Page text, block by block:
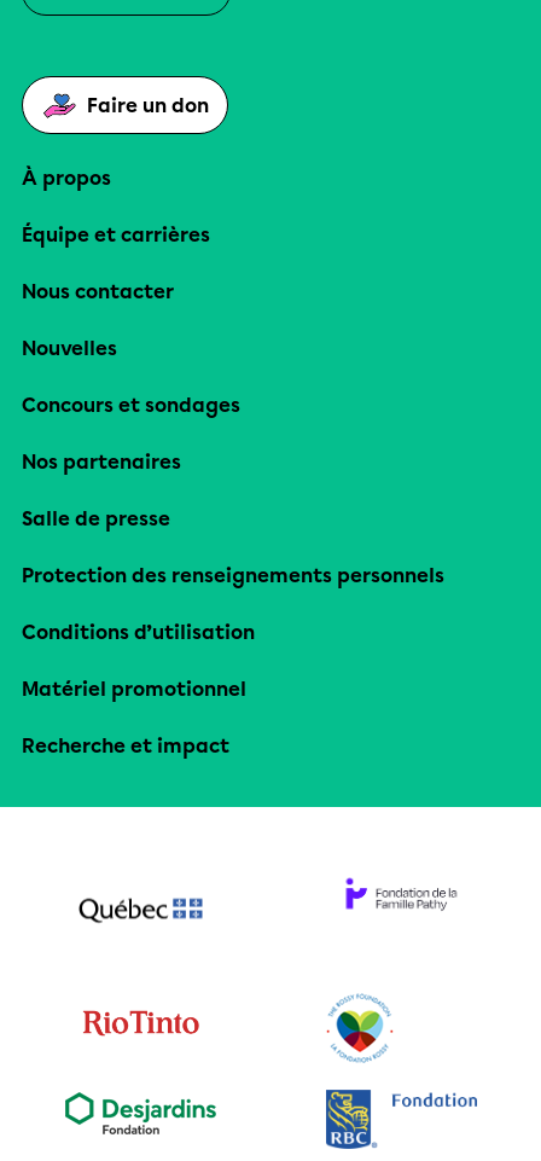
Faire un don
À propos
Équipe et carrières
Nous contacter
Nouvelles
Concours et sondages
Nos partenaires
Salle de presse
Protection des renseignements personnels
Conditions d’utilisation
Matériel promotionnel
Recherche et impact